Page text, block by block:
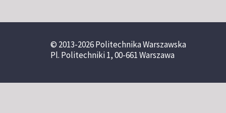
© 2013-2026 Politechnika Warszawska
Pl. Politechniki 1, 00-661 Warszawa